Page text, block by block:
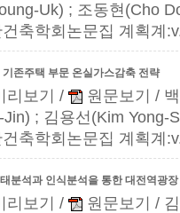
Uk) ; 조동현(Cho
축학회논문집 계획계
기존주택 부문 온실가스감축 전략
리보기 / 원문보기
/
Jin) ; 김용선(Kim Yong-
축학회논문집 계획계
분석과 인식분석을 통한 대전역광
리보기 / 원문보기
/